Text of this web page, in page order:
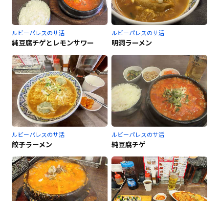
ルビーパレスのサ活
純豆腐チゲとレモンサワー
ルビーパレスのサ活
明洞ラーメン
ルビーパレスのサ活
餃子ラーメン
ルビーパレスのサ活
純豆腐チゲ